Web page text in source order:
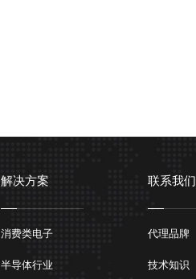
解决方案
消费类电子
半导体行业
联系我们
代理品牌
技术知识